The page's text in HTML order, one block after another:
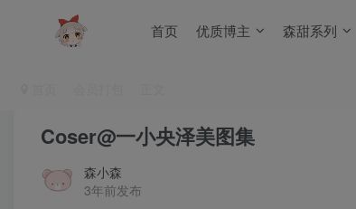
首页 优质博主 森甜系列
Coser@一小央泽美图集
森小森
3年前发布